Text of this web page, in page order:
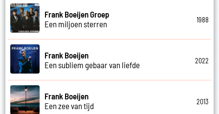
Frank Boeijen Groep
Een miljoen sterren
1988
Frank Boeijen
Een subliem gebaar van liefde
2022
Frank Boeijen
Een zee van tijd
2013